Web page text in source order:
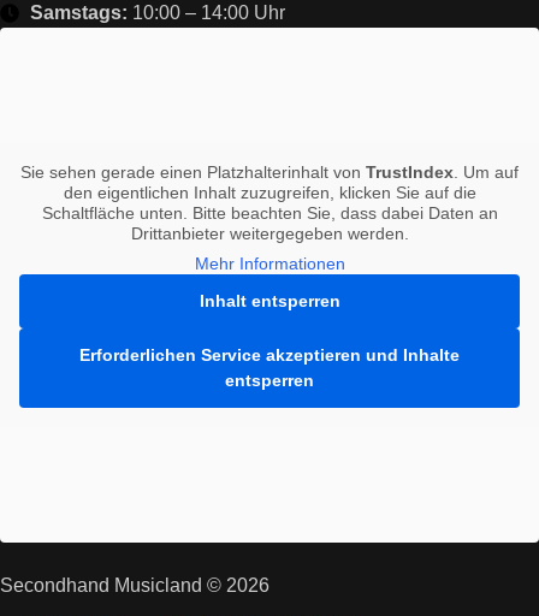
Samstags: 10:00 – 14:00 Uhr
Sie sehen gerade einen Platzhalterinhalt von TrustIndex. Um auf
den eigentlichen Inhalt zuzugreifen, klicken Sie auf die
Schaltfläche unten. Bitte beachten Sie, dass dabei Daten an
Drittanbieter weitergegeben werden.
Mehr Informationen
Inhalt entsperren
Erforderlichen Service akzeptieren und Inhalte
entsperren
Secondhand Musicland © 2026